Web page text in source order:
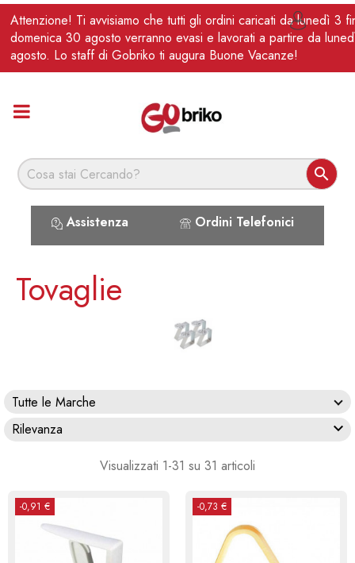
Attenzione! Ti avvisiamo che tutti gli ordini caricati da lunedì 3
domenica 30 agosto verranno evasi e lavorati a partire da
agosto. Lo staff di Gobriko ti augura Buone Vacanze!

Assistenza Ordini Telefonici
IT 
Tovaglie
Tutte le Marche
Rilevanza

Visualizzati 1-31 su 31 articoli
-0,91 € -0,73 €